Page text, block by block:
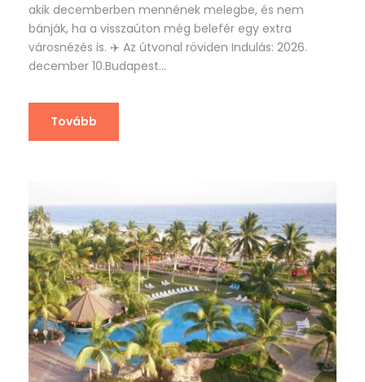
akik decemberben mennének melegbe, és nem
bánják, ha a visszaúton még belefér egy extra
városnézés is. ✈️ Az útvonal röviden Indulás: 2026.
december 10.Budapest...
Tovább